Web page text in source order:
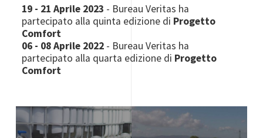
19 - 21 Aprile 2023 - Bureau Veritas ha
partecipato alla quinta edizione di Progetto
Comfort
06 - 08 Aprile 2022 - Bureau Veritas ha
partecipato alla quarta edizione di Progetto
Comfort
Image Image